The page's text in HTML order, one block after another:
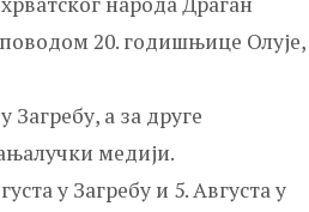
20. годишњице Олује,
а за друге
медији.
у Загребу и 5. Августа у